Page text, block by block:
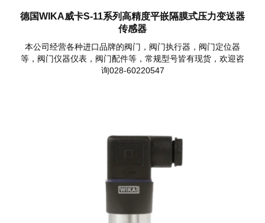
德国WIKA威卡S-11系列高精度平嵌隔膜式压力变送器
传感器
本公司经营各种进口品牌的阀门，阀门执行器，阀门定位器
等，阀门仪器仪表，阀门配件等，常规型号皆有现货，欢迎咨
询028-60220547